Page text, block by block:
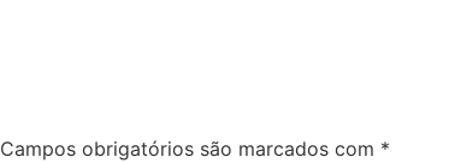
Campos obrigatórios são marcados com *